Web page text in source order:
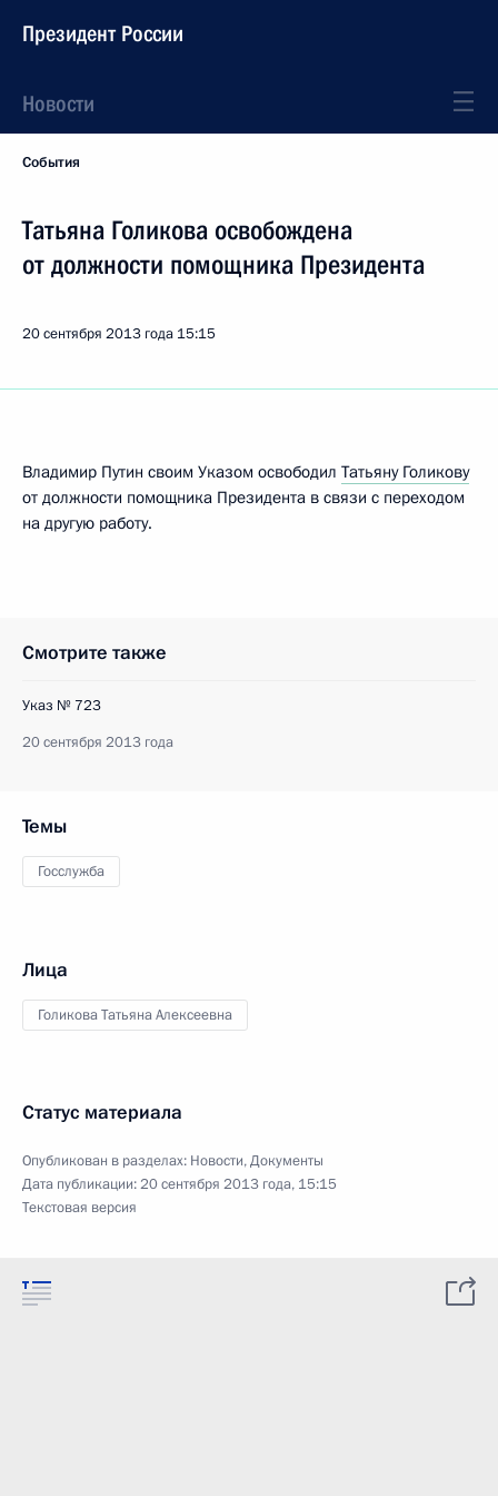
Президент России
Новости
События
Татьяна Голикова освобождена
от должности помощника Президента
20 сентября 2013 года 15:15
Владимир Путин своим Указом освободил Татьяну Голикову
от должности помощника Президента в связи с переходом
на другую работу.
Смотрите также
Указ № 723
20 сентября 2013 года
Темы
Госслужба
Лица
Голикова Татьяна Алексеевна
Статус материала
Опубликован в разделах: Новости,Документы
Дата публикации:20 сентября 2013 года, 15:15
Текстовая версия